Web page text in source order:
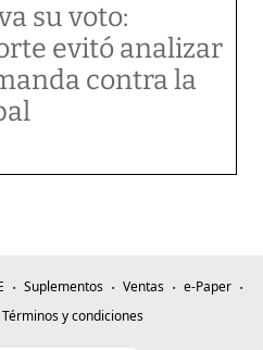
su voto:
evitó analizar
contra la
Suplementos Ventas
e-Paper
Términos y condiciones